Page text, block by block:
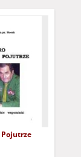
Pojutrze